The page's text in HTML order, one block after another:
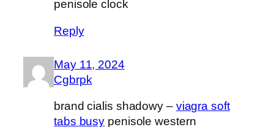
penisole clock
Reply
May 11, 2024
Cgbrpk
brand cialis shadowy – viagra soft
tabs busy penisole western